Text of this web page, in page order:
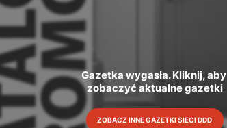
Gazetka wygasła. Kliknij, aby
zobaczyć aktualne gazetki
ZOBACZ INNE GAZETKI SIECI DDD